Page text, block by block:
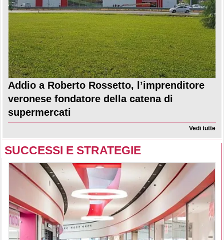
Addio a Roberto Rossetto, l’imprenditore
veronese fondatore della catena di
supermercati
Vedi tutte
SUCCESSI E STRATEGIE